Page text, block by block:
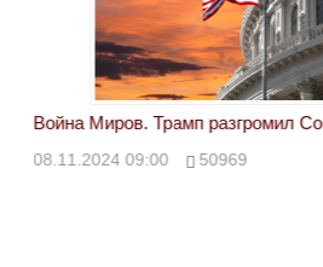
Война Миров. Трамп разгромил
08.11.2024 09:00 50969